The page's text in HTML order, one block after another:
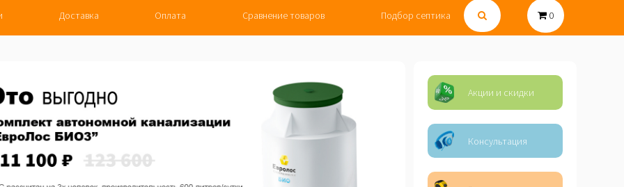
Доставка Оплата Сравнение товаров Подбор септика 0
Акции и скидки
Консультация